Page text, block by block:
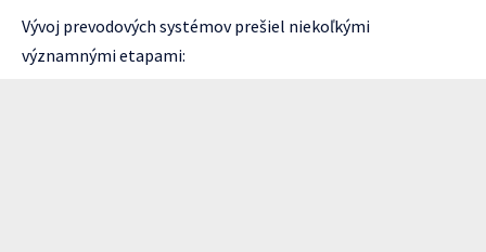
Vývoj prevodových systémov prešiel niekoľkými
významnými etapami: